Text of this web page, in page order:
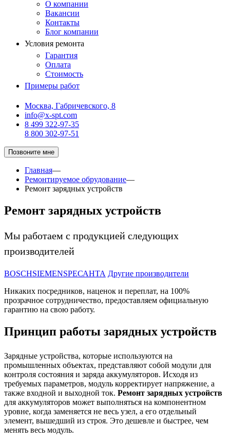
О компании
Вакансии
Контакты
Блог компании
Условия ремонта
Гарантия
Оплата
Стоимость
Примеры работ
Москва, Габричевского, 8
info@x-spt.com
8 499 322-97-35
8 800 302-97-51
Позвоните мне
Главная—
Ремонтируемое обрудование—
Ремонт зарядных устройств
Ремонт зарядных устройств
Мы работаем с продукцией следующих
производителей
BOSCHSIEMENSРЕСАНТА Другие производители
Никаких посредников, наценок и переплат, на 100%
прозрачное сотрудничество, предоставляем официальную
гарантию на свою работу.
Принцип работы зарядных устройств
Зарядные устройства, которые используются на
промышленных объектах, представляют собой модули для
контроля состояния и заряда аккумуляторов. Исходя из
требуемых параметров, модуль корректирует напряжение, а
также входной и выходной ток. Ремонт зарядных устройств
для аккумуляторов может выполняться на компонентном
уровне, когда заменяется не весь узел, а его отдельный
элемент, вышедший из строя. Это дешевле и быстрее, чем
менять весь модуль.